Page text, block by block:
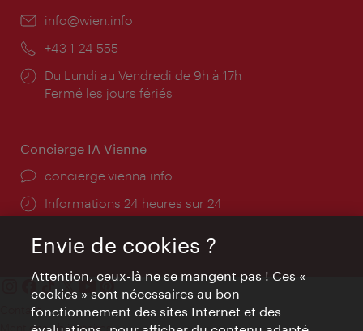
E-
info@wien.info
Téléphone:
+43-1-24 555
Horaires
d'ouverture:
Du Lundi au Vendredi de 9h à 17h
Fermé les jours fériés
Concierge IA Vienne
Ort:
concierge.vienna.info
Öffnungszeiten:
Informations 24 heures sur 24
Contact
Mentions obligatoires
Envie de cookies ?
Attention, ceux-là ne se mangent pas ! Ces «
cookies » sont nécessaires au bon
fonctionnement des sites Internet et des